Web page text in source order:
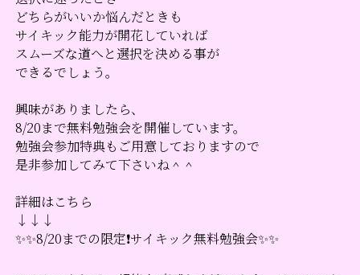
どちらがいいか悩んだときも
サイキック能力が開花していれば
スムーズな道へと選択を決める事が
できるでしょう。
興味がありましたら、
8/20まで無料勉強会を開催しています。
勉強会参加特典もご用意しておりますので
是非参加してみて下さいね＾＾
詳細はこちら
↓↓↓
✨✨8/20までの限定❗サイキック無料勉強会✨✨